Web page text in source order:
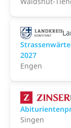
2027
Engen
Singen